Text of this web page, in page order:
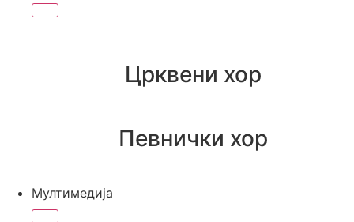
Црквени хор
Певнички хор
Мултимедија